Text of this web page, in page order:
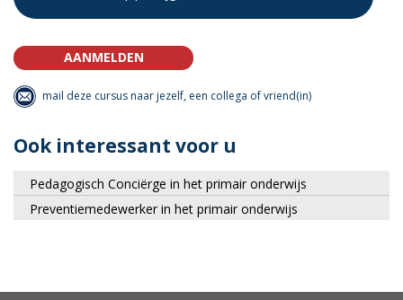
AANMELDEN
mail deze cursus naar jezelf, een collega of vriend(in)
Ook interessant voor u
Pedagogisch Conciërge in het primair onderwijs
Preventiemedewerker in het primair onderwijs